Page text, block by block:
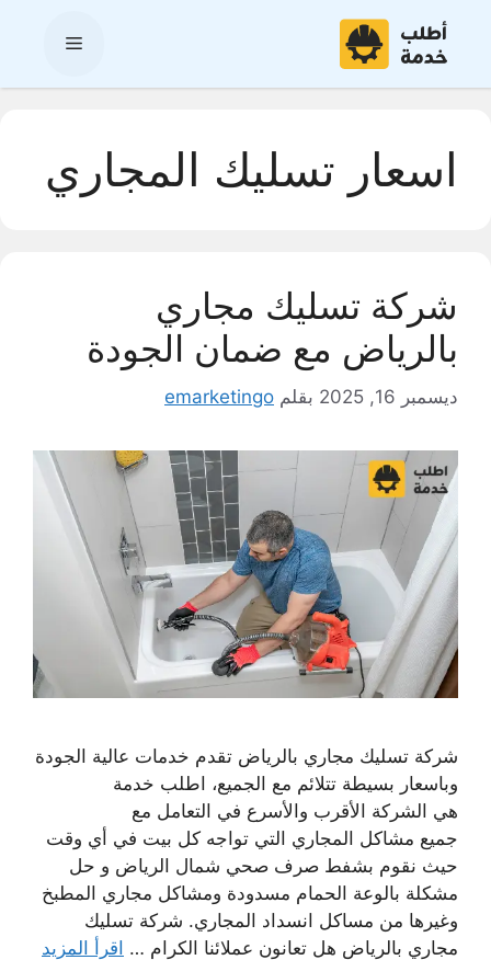
المحتوى
القائمة
اسعار تسليك المجاري
شركة تسليك مجاري
بالرياض مع ضمان الجودة
ديسمبر 16, 2025 بقلم emarketingo
شركة تسليك مجاري بالرياض تقدم خدمات عالية الجودة
وباسعار بسيطة تتلائم مع الجميع، اطلب خدمة
هي الشركة الأقرب والأسرع في التعامل مع
جميع مشاكل المجاري التي تواجه كل بيت في أي وقت
حيث نقوم بشفط صرف صحي شمال الرياض و حل
مشكلة بالوعة الحمام مسدودة ومشاكل مجاري المطبخ
وغيرها من مساكل انسداد المجاري. شركة تسليك
مجاري بالرياض هل تعانون عملائنا الكرام … اقرأ المزيد